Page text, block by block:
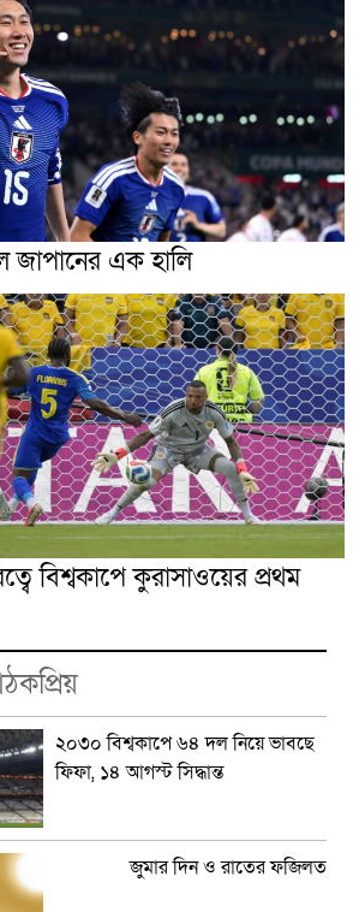
জাপানের এক হালি
বিশ্বকাপে কুরাসাওয়ের প্রথম
২০৩০ বিশ্বকাপে ৬৪ দল নিয়ে ভাবছে
ফিফা, ১৪ আগস্ট সিদ্ধান্ত
জুমার দিন ও রাতের ফজিলত